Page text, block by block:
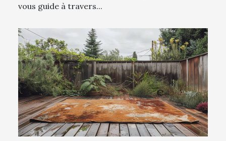
vous guide à travers...